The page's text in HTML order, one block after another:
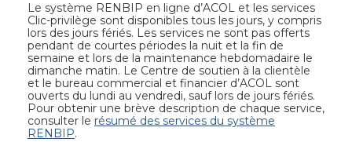
Le système RENBIP en ligne d’ACOL et les services
Clic-privilège sont disponibles tous les jours, y compris
lors des jours fériés. Les services ne sont pas offerts
pendant de courtes périodes la nuit et la fin de
semaine et lors de la maintenance hebdomadaire le
dimanche matin. Le Centre de soutien à la clientèle
et le bureau commercial et financier d’ACOL sont
ouverts du lundi au vendredi, sauf lors de jours fériés.
Pour obtenir une brève description de chaque service,
consulter le résumé des services du système
RENBIP.